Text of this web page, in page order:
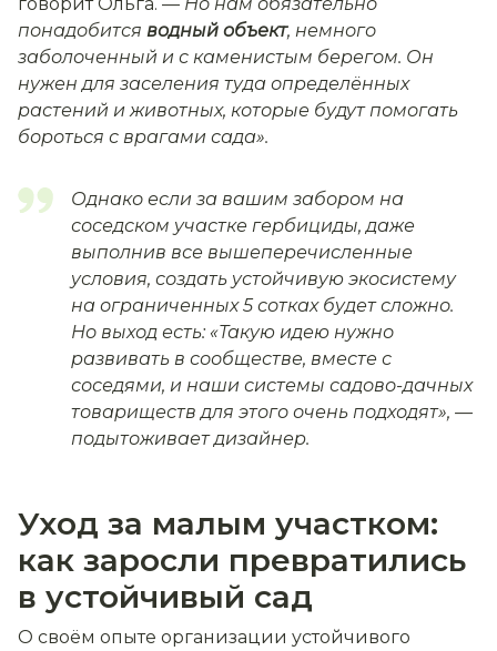
понадобится водный объект, немного
заболоченный и с каменистым берегом. Он
нужен для заселения туда определённых
растений и животных, которые будут помогать
бороться с врагами сада».
Однако если за вашим забором на
соседском участке гербициды, даже
выполнив все вышеперечисленные
условия, создать устойчивую экосистему
на ограниченных 5 сотках будет сложно.
Но выход есть: «Такую идею нужно
развивать в сообществе, вместе с
соседями, и наши системы садово-дачных
товариществ для этого очень подходят», —
подытоживает дизайнер.
Уход за малым участком:
как заросли превратились
в устойчивый сад
О своём опыте организации устойчивого